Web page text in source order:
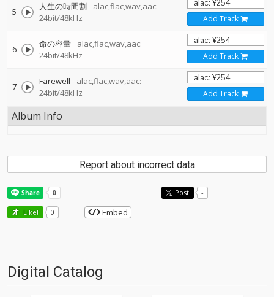
5 人生の時間割
alac,flac,wav,aac:
24bit/48kHz
Add Track
6 命の容量
alac,flac,wav,aac:
24bit/48kHz
Add Track
7 Farewell
alac,flac,wav,aac:
24bit/48kHz
Add Track
Album Info
Report about incorrect data
Post -
Like! 0 Embed
Digital Catalog